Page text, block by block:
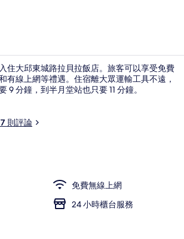
住大邱東城路拉貝拉飯店。旅客可以享受免費
有線上網等禮遇。住宿離大眾運輸工具不遠，
9 分鐘，到半月堂站也只要 11 分鐘。
則評論
免費無線上網
24 小時櫃台服務